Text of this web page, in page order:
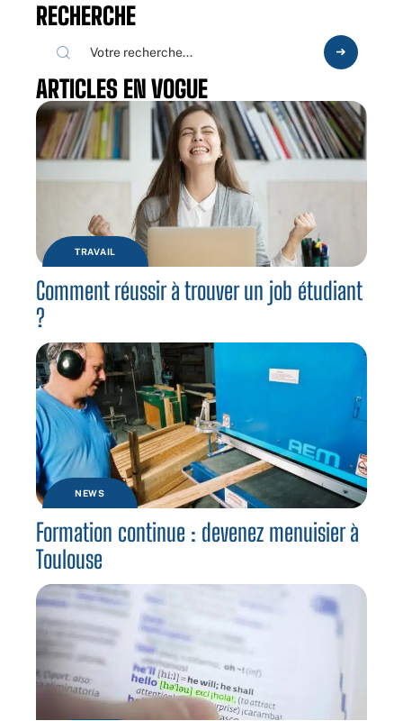
RECHERCHE
ARTICLES EN VOGUE
TRAVAIL
Comment réussir à trouver un job étudiant
?
NEWS
Formation continue : devenez menuisier à
Toulouse